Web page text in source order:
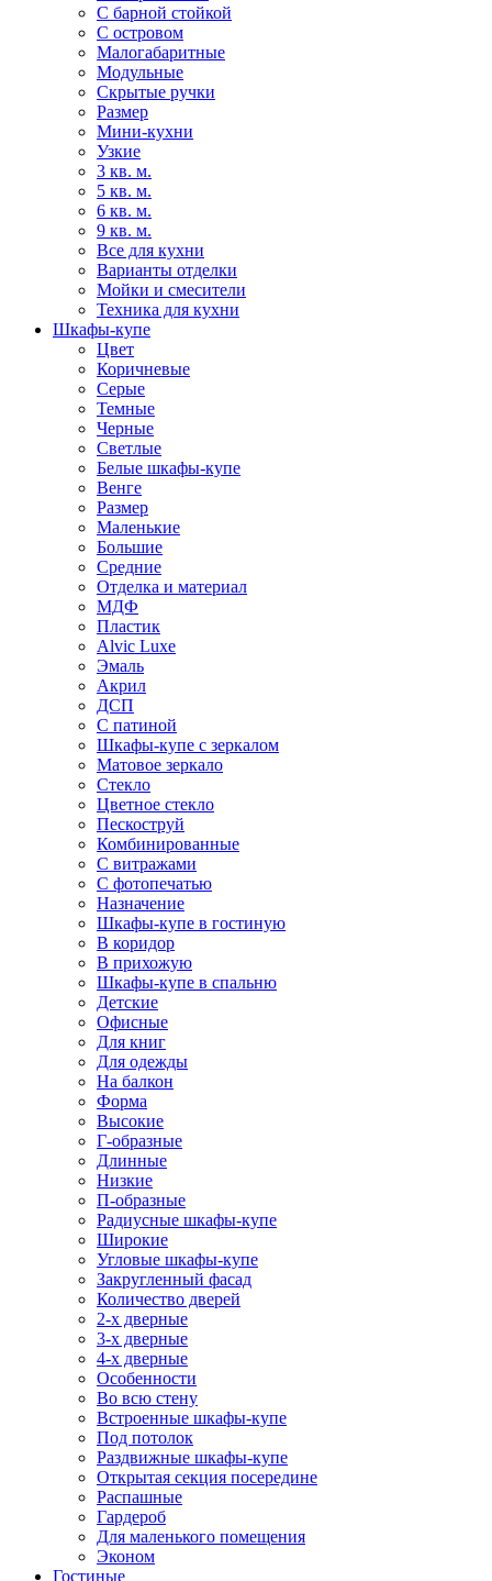
С барной стойкой
С островом
Малогабаритные
Модульные
Скрытые ручки
Размер
Мини-кухни
Узкие
3 кв. м.
5 кв. м.
6 кв. м.
9 кв. м.
Все для кухни
Варианты отделки
Мойки и смесители
Техника для кухни
Шкафы-купе
Цвет
Коричневые
Серые
Темные
Черные
Светлые
Белые шкафы-купе
Венге
Размер
Маленькие
Большие
Средние
Отделка и материал
МДФ
Пластик
Alvic Luxe
Эмаль
Акрил
ДСП
С патиной
Шкафы-купе с зеркалом
Матовое зеркало
Стекло
Цветное стекло
Пескоструй
Комбинированные
С витражами
С фотопечатью
Назначение
Шкафы-купе в гостиную
В коридор
В прихожую
Шкафы-купе в спальню
Детские
Офисные
Для книг
Для одежды
На балкон
Форма
Высокие
Г-образные
Длинные
Низкие
П-образные
Радиусные шкафы-купе
Широкие
Угловые шкафы-купе
Закругленный фасад
Количество дверей
2-х дверные
3-х дверные
4-х дверные
Особенности
Во всю стену
Встроенные шкафы-купе
Под потолок
Раздвижные шкафы-купе
Открытая секция посередине
Распашные
Гардероб
Для маленького помещения
Эконом
Гостиные